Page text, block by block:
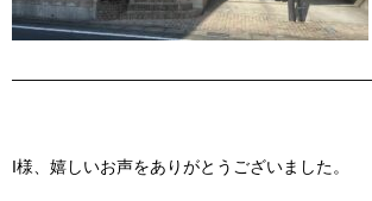
I様、嬉しいお声をありがとうございました。